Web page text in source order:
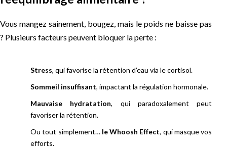
Vous mangez sainement, bougez, mais le poids ne baisse pas
? Plusieurs facteurs peuvent bloquer la perte :
Stress, qui favorise la rétention d’eau via le cortisol.
Sommeil insuffisant, impactant la régulation hormonale.
Mauvaise hydratation, qui paradoxalement peut
favoriser la rétention.
Ou tout simplement… le Whoosh Effect, qui masque vos
efforts.